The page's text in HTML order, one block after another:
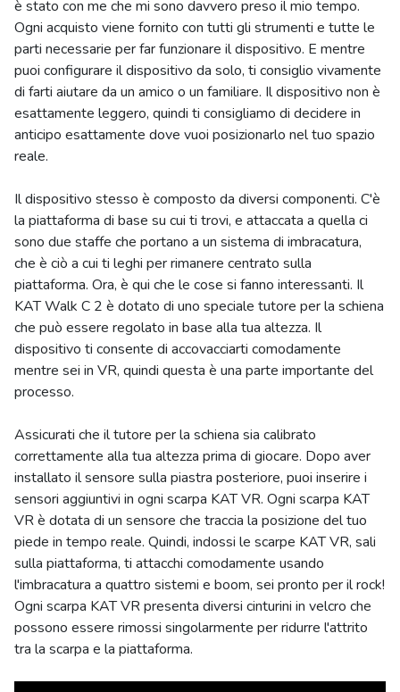
è stato con me che mi sono davvero preso il mio tempo.
Ogni acquisto viene fornito con tutti gli strumenti e tutte le
parti necessarie per far funzionare il dispositivo. E mentre
puoi configurare il dispositivo da solo, ti consiglio vivamente
di farti aiutare da un amico o un familiare. Il dispositivo non è
esattamente leggero, quindi ti consigliamo di decidere in
anticipo esattamente dove vuoi posizionarlo nel tuo spazio
reale.
Il dispositivo stesso è composto da diversi componenti. C'è
la piattaforma di base su cui ti trovi, e attaccata a quella ci
sono due staffe che portano a un sistema di imbracatura,
che è ciò a cui ti leghi per rimanere centrato sulla
piattaforma. Ora, è qui che le cose si fanno interessanti. Il
KAT Walk C 2 è dotato di uno speciale tutore per la schiena
che può essere regolato in base alla tua altezza. Il
dispositivo ti consente di accovacciarti comodamente
mentre sei in VR, quindi questa è una parte importante del
processo.
Assicurati che il tutore per la schiena sia calibrato
correttamente alla tua altezza prima di giocare. Dopo aver
installato il sensore sulla piastra posteriore, puoi inserire i
sensori aggiuntivi in ogni scarpa KAT VR. Ogni scarpa KAT
VR è dotata di un sensore che traccia la posizione del tuo
piede in tempo reale. Quindi, indossi le scarpe KAT VR, sali
sulla piattaforma, ti attacchi comodamente usando
l'imbracatura a quattro sistemi e boom, sei pronto per il rock!
Ogni scarpa KAT VR presenta diversi cinturini in velcro che
possono essere rimossi singolarmente per ridurre l'attrito
tra la scarpa e la piattaforma.